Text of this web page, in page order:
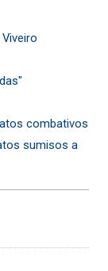
combativos
sumisos a